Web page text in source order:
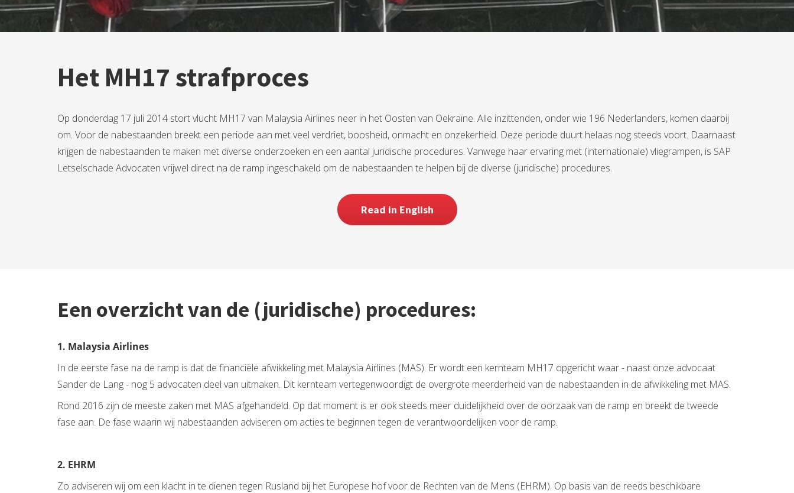
Het MH17 strafproces
Op donderdag 17 juli 2014 stort vlucht MH17 van Malaysia Airlines neer in het Oosten van Oekraïne. Alle inzittenden, onder wie 196 Nederlanders, komen daarbij
om. Voor de nabestaanden breekt een periode aan met veel verdriet, boosheid, onmacht en onzekerheid. Deze periode duurt helaas nog steeds voort. Daarnaast
krijgen de nabestaanden te maken met diverse onderzoeken en een aantal juridische procedures. Vanwege haar ervaring met (internationale) vliegrampen, is SAP
Letselschade Advocaten vrijwel direct na de ramp ingeschakeld om de nabestaanden te helpen bij de diverse (juridische) procedures.
Read in English
Een overzicht van de (juridische) procedures:
1. Malaysia Airlines
In de eerste fase na de ramp is dat de financiële afwikkeling met Malaysia Airlines (MAS). Er wordt een kernteam MH17 opgericht waar - naast onze advocaat
Sander de Lang - nog 5 advocaten deel van uitmaken. Dit kernteam vertegenwoordigt de overgrote meerderheid van de nabestaanden in de afwikkeling met MAS.
Rond 2016 zijn de meeste zaken met MAS afgehandeld. Op dat moment is er ook steeds meer duidelijkheid over de oorzaak van de ramp en breekt de tweede
fase aan. De fase waarin wij nabestaanden adviseren om acties te beginnen tegen de verantwoordelijken voor de ramp.
2. EHRM
Zo adviseren wij om een klacht in te dienen tegen Rusland bij het Europese hof voor de Rechten van de Mens (EHRM). Op basis van de reeds beschikbare